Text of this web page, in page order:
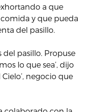
a que
y que pueda
del pasillo.
del pasillo. Propuse
lo que sea’, dijo
negocio que